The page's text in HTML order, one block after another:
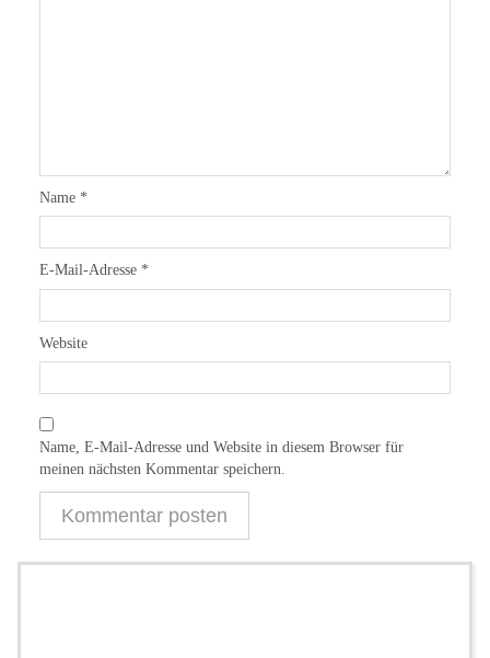
Name *
E-Mail-Adresse *
Website
Name, E-Mail-Adresse und Website in diesem Browser für
meinen nächsten Kommentar speichern.